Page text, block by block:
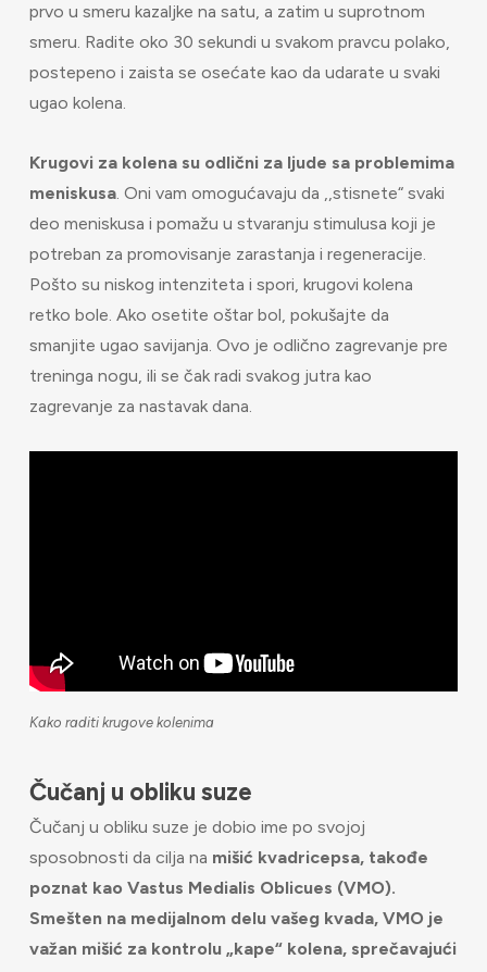
prvo u smeru kazaljke na satu, a zatim u suprotnom
smeru. Radite oko 30 sekundi u svakom pravcu polako,
postepeno i zaista se osećate kao da udarate u svaki
ugao kolena.
Krugovi za kolena su odlični za ljude sa problemima
meniskusa. Oni vam omogućavaju da ,,stisnete“ svaki
deo meniskusa i pomažu u stvaranju stimulusa koji je
potreban za promovisanje zarastanja i regeneracije.
Pošto su niskog intenziteta i spori, krugovi kolena
retko bole. Ako osetite oštar bol, pokušajte da
smanjite ugao savijanja. Ovo je odlično zagrevanje pre
treninga nogu, ili se čak radi svakog jutra kao
zagrevanje za nastavak dana.
Kako raditi krugove kolenima
Čučanj u obliku suze
Čučanj u obliku suze je dobio ime po svojoj
sposobnosti da cilja na mišić kvadricepsa, takođe
poznat kao Vastus Medialis Oblicues (VMO).
Smešten na medijalnom delu vašeg kvada, VMO je
važan mišić za kontrolu „kape“ kolena, sprečavajući